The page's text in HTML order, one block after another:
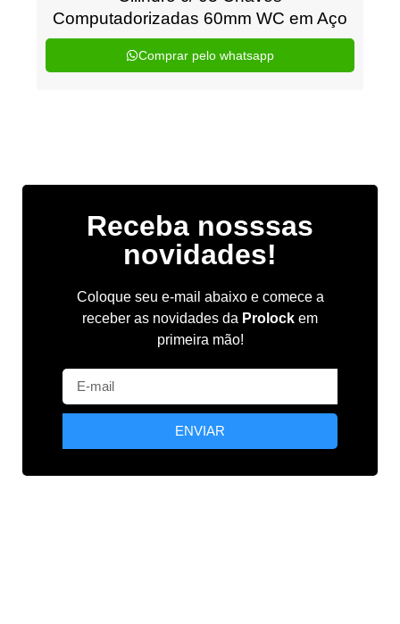
Computadorizadas 60mm WC em Aço
Comprar pelo whatsapp
Receba nosssas
novidades!
Coloque seu e-mail abaixo e comece a
receber as novidades da Prolock em
primeira mão!
ENVIAR